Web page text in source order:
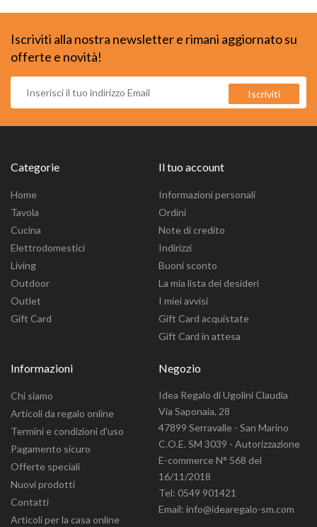
Iscriviti alla nostra newsletter e rimani aggiornato su
offerte e novità!
Categorie
Home
Tavola
Cucina
Elettrodomestici
Living
Outdoor
Outlet
Gift Card
Il tuo account
Informazioni personali
Ordini
Note di credito
Indirizzi
Buoni sconto
La mia lista dei desideri
I miei avvisi
Gift Card acquistate
Gift Card in attesa
Informazioni
Chi siamo
Articoli da regalo online
Termini e condizioni d'uso
Pagamento sicuro
Offerte speciali
Nuovi prodotti
Contatti
Articoli per la casa online
Negozio
Idea Regalo di Ugolini Claudia
Via Saponaia, 28
47899 Serravalle - San Marino
C.O.E. SM 3039 - Autorizzazione
E-commerce N° 568 del
16/11/2018
Tel: 0549 901421
Email: info@idearegalo-sm.com